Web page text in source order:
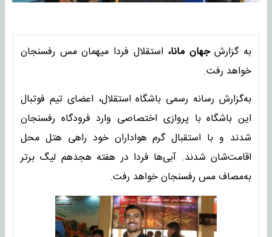
به گزارشجهان مانا، استقلال فردا میهمان مس رفسنجان
خواهد رفت.
به‌گزارش رسانه رسمی باشگاه استقلال، اعضای تیم فوتبال
این باشگاه با پروازی اختصاصی وارد فرودگاه رفسنجان
شدند و با استقبال گرم هواداران خود راهی هتل محل
اقامت‌شان شدند. آبی‌ها فردا در هفته هجدهم لیگ برتر
به‌مصاف مس رفسنجان خواهد رفت.